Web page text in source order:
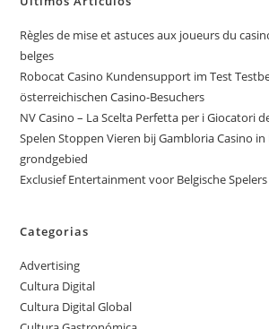
Règles de mise et astuces aux joueurs du
belges
Robocat Casino Kundensupport im Test
österreichischen Casino-Besuchers
NV Casino – La Scelta Perfetta per i Giocatori
Spelen Stoppen Vieren bij Gambloria Casino in
grondgebied
Exclusief Entertainment voor Belgische
Categorias
Advertising
Cultura Digital
Cultura Digital Global